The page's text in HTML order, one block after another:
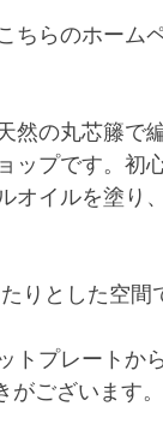
ちらのホーム
然の丸芯籐で
ップです。初
オイルを塗り
りとした空
プレートか
ございます。